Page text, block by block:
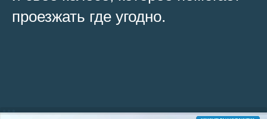
проезжать где угодно.